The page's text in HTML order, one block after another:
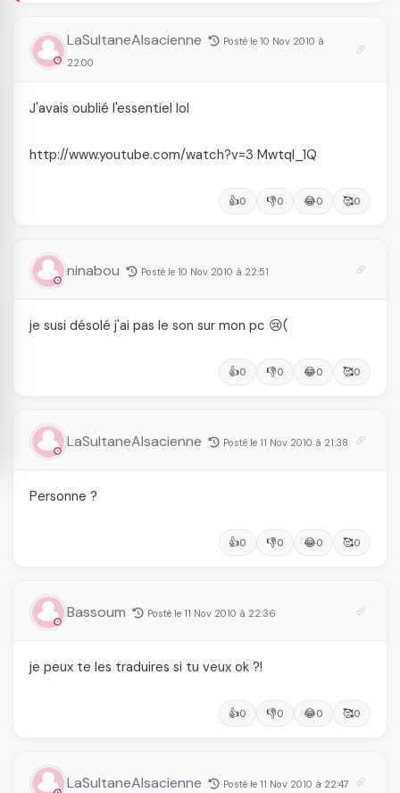
LaSultaneAlsacienne
Posté le 10 Nov 2010 à
22:00
J'avais oublié l'essentiel lol
http://www.youtube.com/watch?v=3 MwtqI_1Q
👍0 👎0 😂0 🥰0
ninabou Posté le 10 Nov 2010 à 22:51
je susi désolé j'ai pas le son sur mon pc 😢(
👍0 👎0 😂0 🥰0
LaSultaneAlsacienne Posté le 11 Nov 2010 à 21:38
Personne ?
👍0 👎0 😂0 🥰0
Bassoum Posté le 11 Nov 2010 à 22:36
je peux te les traduires si tu veux ok ?!
👍0 👎0 😂0 🥰0
LaSultaneAlsacienne Posté le 11 Nov 2010 à 22:47